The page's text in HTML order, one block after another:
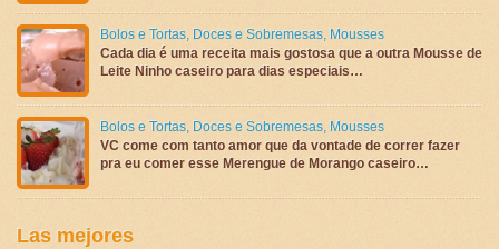
Bolos e Tortas, Doces e Sobremesas, Mousses
Cada dia é uma receita mais gostosa que a outra Mousse de
Leite Ninho caseiro para dias especiais…
Bolos e Tortas, Doces e Sobremesas, Mousses
VC come com tanto amor que da vontade de correr fazer
pra eu comer esse Merengue de Morango caseiro…
Las mejores